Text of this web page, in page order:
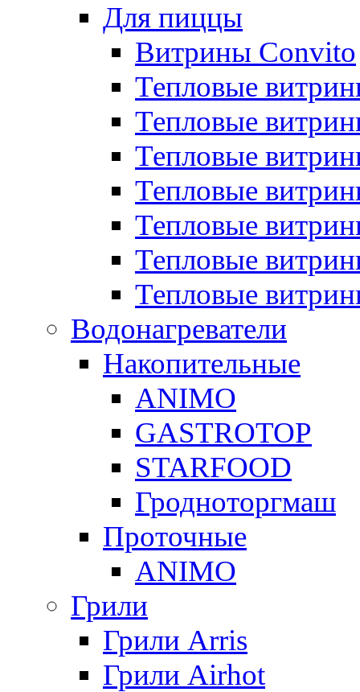
Для пиццы
Витрины Convito
Тепловые
Тепловые
Тепловые
Тепловые
Тепловые
Тепловые
Тепловые
Водонагреватели
Накопительные
ANIMO
GASTROTOP
STARFOOD
Гродноторгмаш
Проточные
ANIMO
Грили
Грили Arris
Грили Airhot